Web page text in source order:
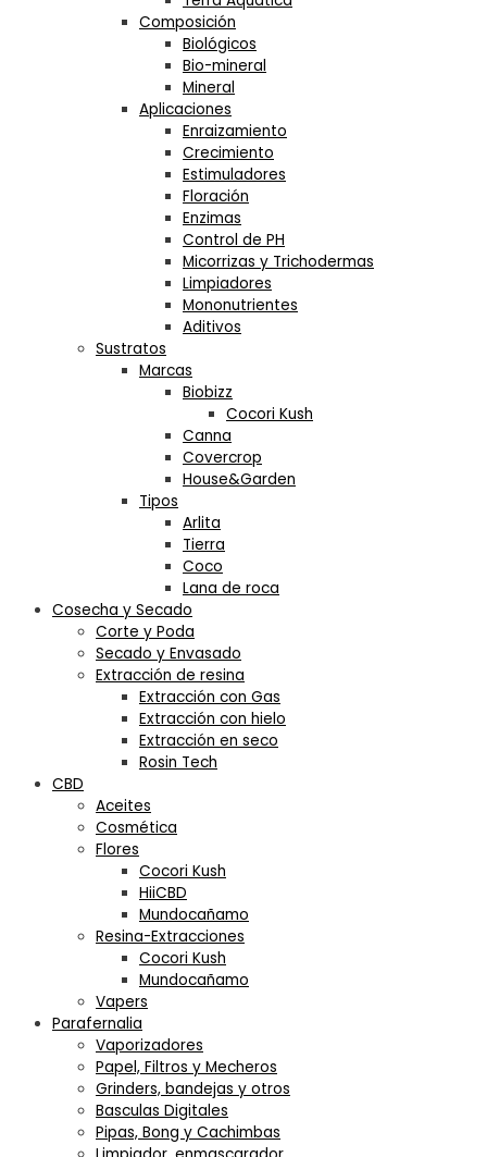
Composición
Biológicos
Bio-mineral
Mineral
Aplicaciones
Enraizamiento
Crecimiento
Estimuladores
Floración
Enzimas
Control de PH
Micorrizas y Trichodermas
Limpiadores
Mononutrientes
Aditivos
Sustratos
Marcas
Biobizz
Cocori Kush
Canna
Covercrop
House&Garden
Tipos
Arlita
Tierra
Coco
Lana de roca
Cosecha y Secado
Corte y Poda
Secado y Envasado
Extracción de resina
Extracción con Gas
Extracción con hielo
Extracción en seco
Rosin Tech
CBD
Aceites
Cosmética
Flores
Cocori Kush
HiiCBD
Mundocañamo
Resina-Extracciones
Cocori Kush
Mundocañamo
Vapers
Parafernalia
Vaporizadores
Papel, Filtros y Mecheros
Grinders, bandejas y otros
Basculas Digitales
Pipas, Bong y Cachimbas